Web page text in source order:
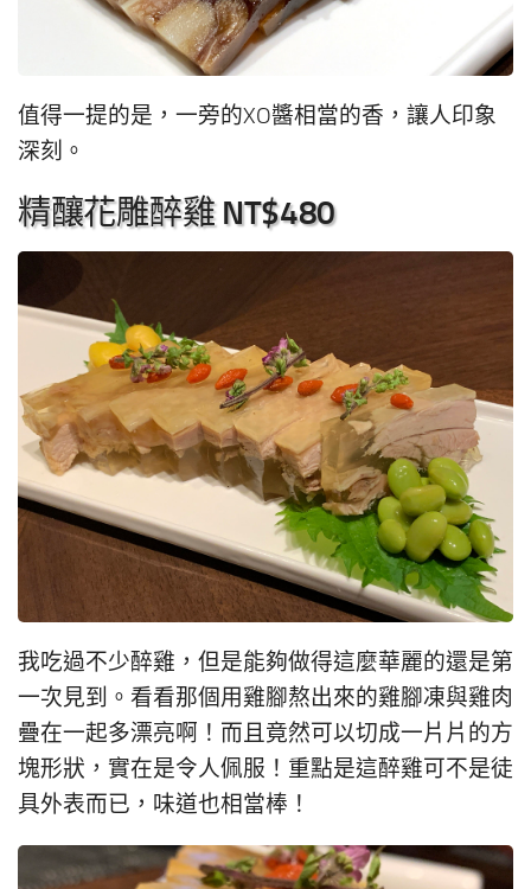
值得一提的是，一旁的XO醬相當的香，讓人印象
深刻。
精釀花雕醉雞 NT$480
我吃過不少醉雞，但是能夠做得這麼華麗的還是第
一次見到。看看那個用雞腳熬出來的雞腳凍與雞肉
疊在一起多漂亮啊！而且竟然可以切成一片片的方
塊形狀，實在是令人佩服！重點是這醉雞可不是徒
具外表而已，味道也相當棒！